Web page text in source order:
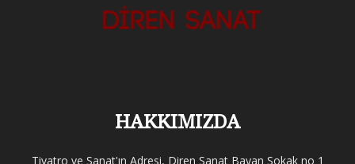
HAKKIMIZDA
Tiyatro ve Sanat'ın Adresi, Diren Sanat Bayan Sokak no 1